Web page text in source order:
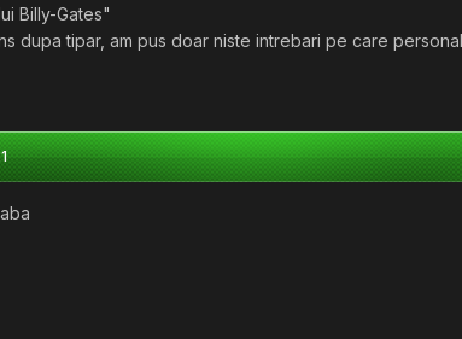
Billy-Gates"
dupa tipar, am pus doar niste intrebari pe care